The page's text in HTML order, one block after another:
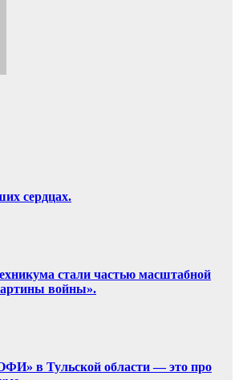
сердцах.
стали частью масштабной
войны».
в Тульской области — это про